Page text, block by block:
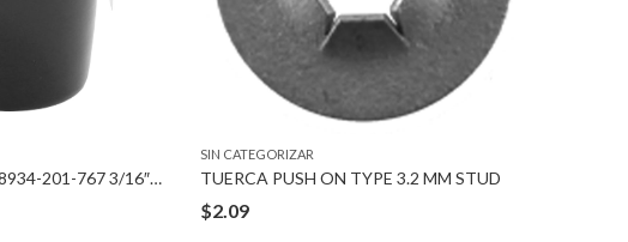
TUERCA RENAULT#8934-201-767 3/16″ STUD
SIN CATEGORIZAR
TUERCA PUSH ON TYPE 3.2 MM STUD
$2.09